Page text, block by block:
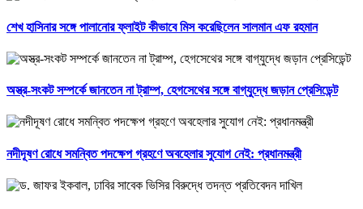
শেখ হাসিনার সঙ্গে পালানোর ফ্লাইট কীভাবে মিস করেছিলেন সালমান এফ রহমান
অস্ত্র-সংকট সম্পর্কে জানতেন না ট্রাম্প, হেগসেথের সঙ্গে বাগ্‌যুদ্ধে জড়ান প্রেসিডেন্ট
নদীদূষণ রোধে সমন্বিত পদক্ষেপ গ্রহণে অবহেলার সুযোগ নেই: প্রধানমন্ত্রী